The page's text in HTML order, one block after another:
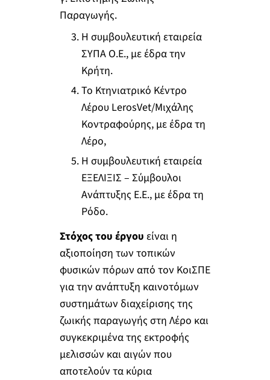
Παραγωγής.
Η συμβουλευτική εταιρεία
ΣΥΠΑ Ο.Ε., με έδρα την
Κρήτη.
Το Κτηνιατρικό Κέντρο
Λέρου LerosVet/Μιχάλης
Κοντραφούρης, με έδρα τη
Λέρο,
Η συμβουλευτική εταιρεία
ΕΞΕΛΙΞΙΣ – Σύμβουλοι
Ανάπτυξης Ε.Ε., με έδρα τη
Ρόδο.
Στόχος του έργου είναι η
αξιοποίηση των τοπικών
φυσικών πόρων από τον ΚoιΣΠΕ
για την ανάπτυξη καινοτόμων
συστημάτων διαχείρισης της
ζωικής παραγωγής στη Λέρο και
συγκεκριμένα της εκτροφής
μελισσών και αιγών που
αποτελούν τα κύρια